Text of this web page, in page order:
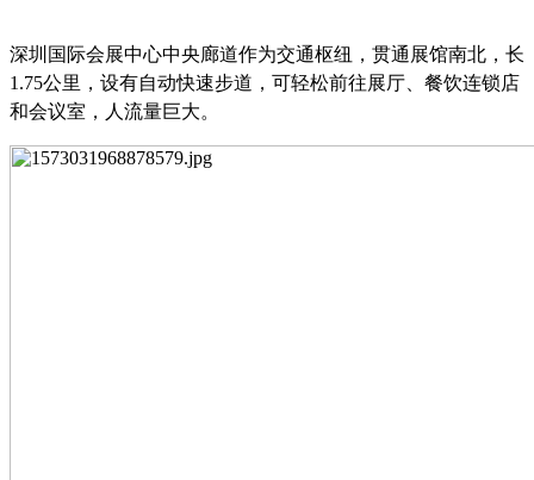
深圳国际会展中心中央廊道作为交通枢纽，贯通展馆南北，长
1.75公里，设有自动快速步道，可轻松前往展厅、餐饮连锁店
和会议室，人流量巨大。